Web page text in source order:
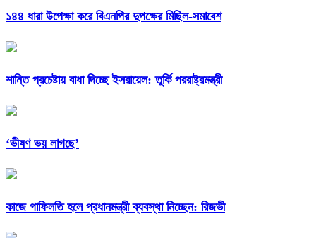
১৪৪ ধারা উপেক্ষা করে বিএনপির দুপক্ষের মিছিল-সমাবেশ
শান্তি প্রচেষ্টায় বাধা দিচ্ছে ইসরায়েল: তুর্কি পররাষ্ট্রমন্ত্রী
‘ভীষণ ভয় লাগছে’
কাজে গাফিলতি হলে প্রধানমন্ত্রী ব্যবস্থা নিচ্ছেন: রিজভী